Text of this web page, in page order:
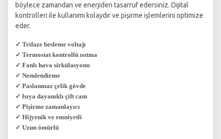
böylece zamandan ve enerjiden tasarruf edersiniz. Dijital
kontrolleri ile kullanımı kolaydır ve pişirme işlemlerini optimize
eder.
✓ Trifaze besleme voltajı
✓ Termostat kontrollü ısıtma
✓ Fanlı hava sirkülasyonu
✓ Nemlendirme
✓ Paslanmaz çelik gövde
✓ lsıya dayanıklı çift cam
✓ Pişirme zamanlayıcı
✓ Hijyenik ve emniyetli
✓ Uzun ömürlü